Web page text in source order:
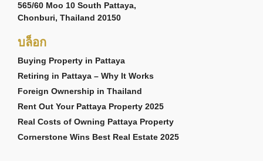
565/60 Moo 10 South Pattaya,
Chonburi, Thailand 20150
บล็อก
Buying Property in Pattaya
Retiring in Pattaya – Why It Works
Foreign Ownership in Thailand
Rent Out Your Pattaya Property 2025
Real Costs of Owning Pattaya Property
Cornerstone Wins Best Real Estate 2025